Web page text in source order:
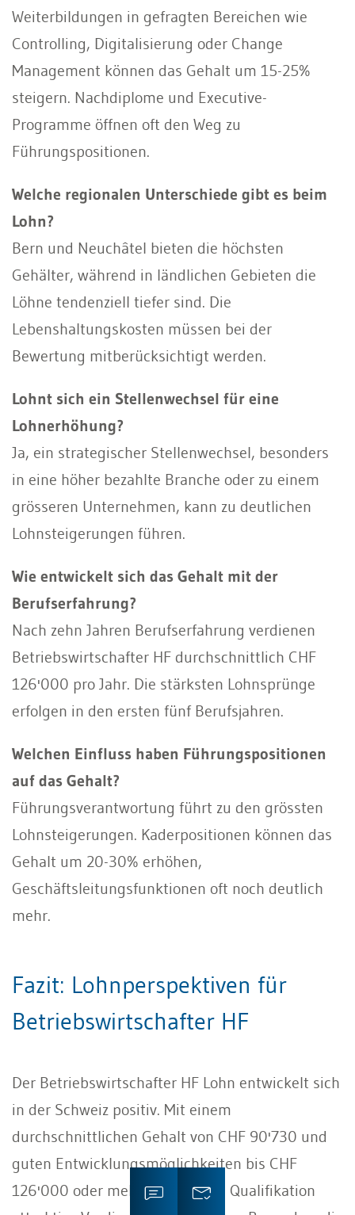
Weiterbildungen in gefragten Bereichen wie
Controlling, Digitalisierung oder Change
Management können das Gehalt um 15-25%
steigern. Nachdiplome und Executive-
Programme öffnen oft den Weg zu
Führungspositionen.
Welche regionalen Unterschiede gibt es beim
Lohn?
Bern und Neuchâtel bieten die höchsten
Gehälter, während in ländlichen Gebieten die
Löhne tendenziell tiefer sind. Die
Lebenshaltungskosten müssen bei der
Bewertung mitberücksichtigt werden.
Lohnt sich ein Stellenwechsel für eine
Lohnerhöhung?
Ja, ein strategischer Stellenwechsel, besonders
in eine höher bezahlte Branche oder zu einem
grösseren Unternehmen, kann zu deutlichen
Lohnsteigerungen führen.
Wie entwickelt sich das Gehalt mit der
Berufserfahrung?
Nach zehn Jahren Berufserfahrung verdienen
Betriebswirtschafter HF durchschnittlich CHF
126'000 pro Jahr. Die stärksten Lohnsprünge
erfolgen in den ersten fünf Berufsjahren.
Welchen Einfluss haben Führungspositionen
auf das Gehalt?
Führungsverantwortung führt zu den grössten
Lohnsteigerungen. Kaderpositionen können das
Gehalt um 20-30% erhöhen,
Geschäftsleitungsfunktionen oft noch deutlich
mehr.
Fazit: Lohnperspektiven für
Betriebswirtschafter HF
Der Betriebswirtschafter HF Lohn entwickelt sich
in der Schweiz positiv. Mit einem
durchschnittlichen Gehalt von CHF 90'730 und
guten Entwicklungsmöglichkeiten bis CHF
126'000 oder mehr bietet diese Qualifikation